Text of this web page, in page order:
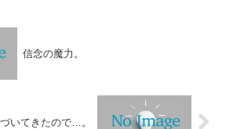
信念の魔力。
いてきたので…。